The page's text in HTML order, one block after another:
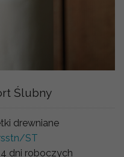
Ślubny
drewniane
ST
dni roboczych